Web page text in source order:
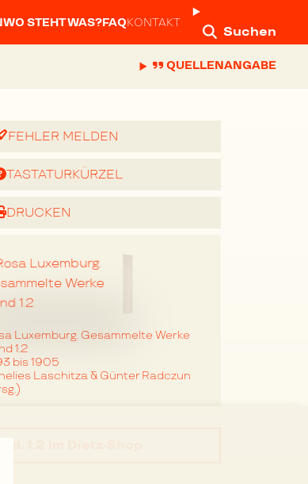
WO STEHT WAS?FAQKONTAKT
Suchen
QUELLENANGABE
FEHLER MELDEN
TASTATURKÜRZEL
DRUCKEN
Luxemburg. Gesammelte Werke
1.2
bis 1905
Laschitza & Günter Radczun